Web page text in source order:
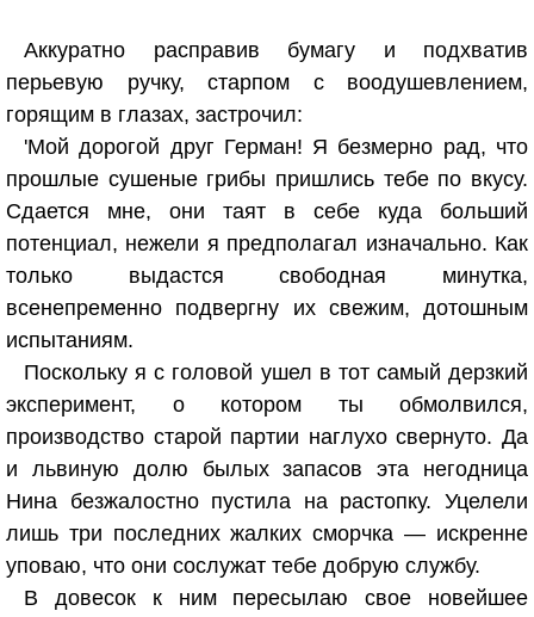
Аккуратно расправив бумагу и подхватив
перьевую ручку, старпом с воодушевлением,
горящим в глазах, застрочил:
'Мой дорогой друг Герман! Я безмерно рад, что
прошлые сушеные грибы пришлись тебе по вкусу.
Сдается мне, они таят в себе куда больший
потенциал, нежели я предполагал изначально. Как
только выдастся свободная минутка,
всенепременно подвергну их свежим, дотошным
испытаниям.
Поскольку я с головой ушел в тот самый дерзкий
эксперимент, о котором ты обмолвился,
производство старой партии наглухо свернуто. Да
и львиную долю былых запасов эта негодница
Нина безжалостно пустила на растопку. Уцелели
лишь три последних жалких сморчка — искренне
уповаю, что они сослужат тебе добрую службу.
В довесок к ним пересылаю свое новейшее